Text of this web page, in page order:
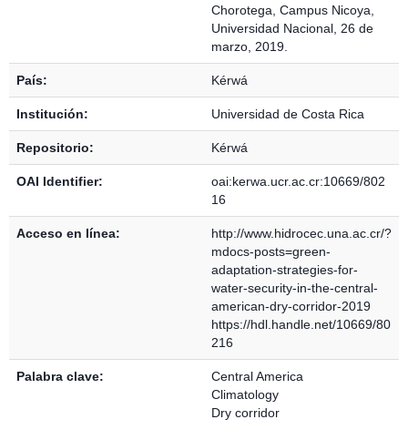
Chorotega, Campus Nicoya,
Universidad Nacional, 26 de
marzo, 2019.
País: Kérwá
Institución: Universidad de Costa Rica
Repositorio: Kérwá
OAI Identifier:
oai:kerwa.ucr.ac.cr:10669/802
16
Acceso en línea:
http://www.hidrocec.una.ac.cr/?
mdocs-posts=green-
adaptation-strategies-for-
water-security-in-the-central-
american-dry-corridor-2019
https://hdl.handle.net/10669/80
216
Palabra clave:
Central America
Climatology
Dry corridor